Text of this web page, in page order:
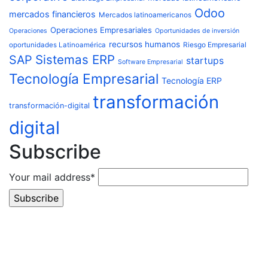
mercados financieros Mercados latinoamericanos Odoo
Operaciones Operaciones Empresariales Oportunidades de inversión
oportunidades Latinoamérica recursos humanos Riesgo Empresarial
SAP Sistemas ERP Software Empresarial startups
Tecnología Empresarial Tecnología ERP
transformación-digital transformación
digital
Subscribe
Your mail address*